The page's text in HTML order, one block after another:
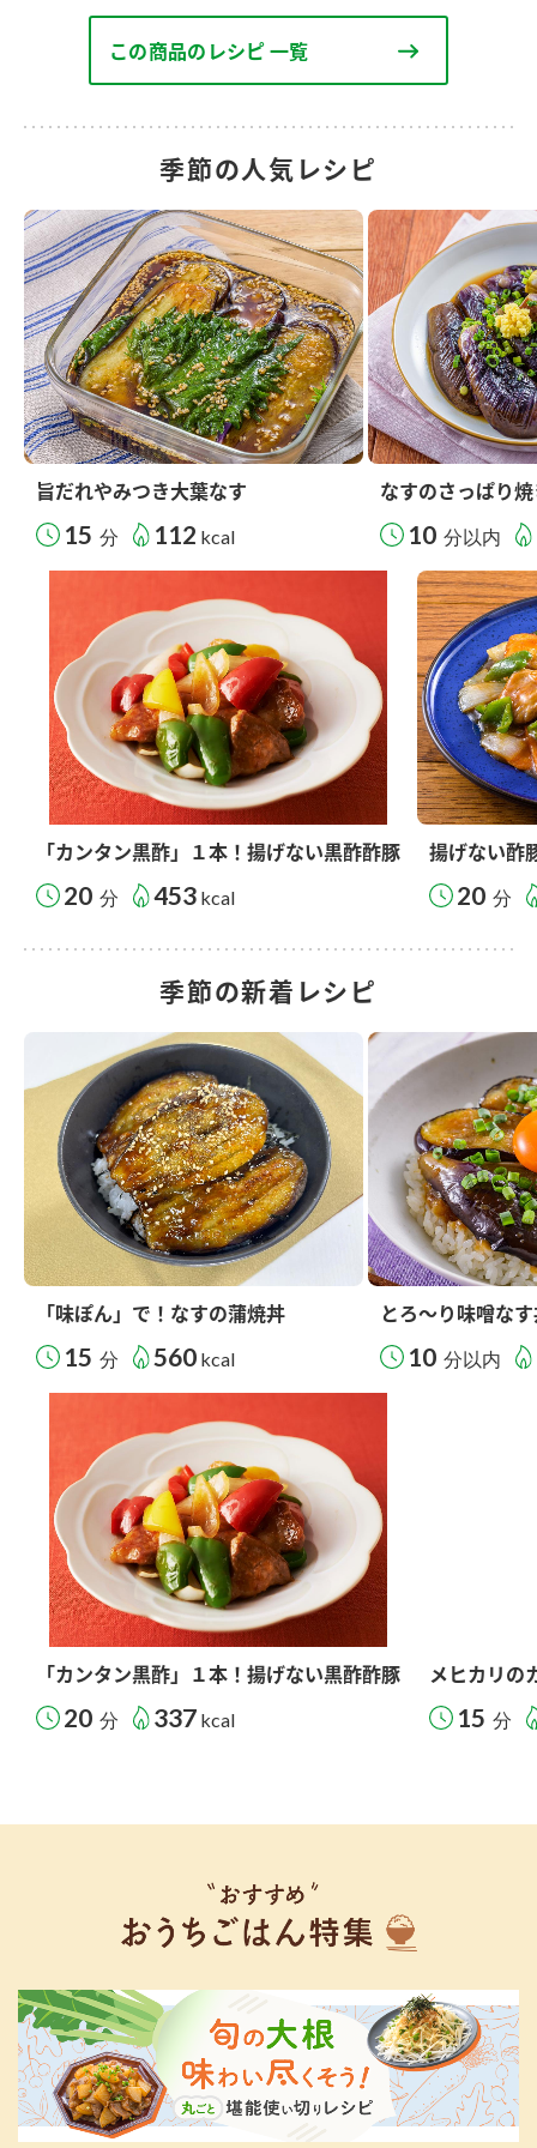
この商品のレシピ 一覧
季節の人気レシピ
旨だれやみつき大葉なす
15 分 112 kcal
なすのさっぱり
10 分以内
「カンタン黒酢」１本！揚げない黒酢酢豚
20 分 453 kcal
揚げない酢
20 分
季節の新着レシピ
「味ぽん」で！なすの蒲焼丼
15 分 560 kcal
とろ～り味噌な
10 分以内
「カンタン黒酢」１本！揚げない黒酢酢豚
20 分 337 kcal
メヒカリの
15 分